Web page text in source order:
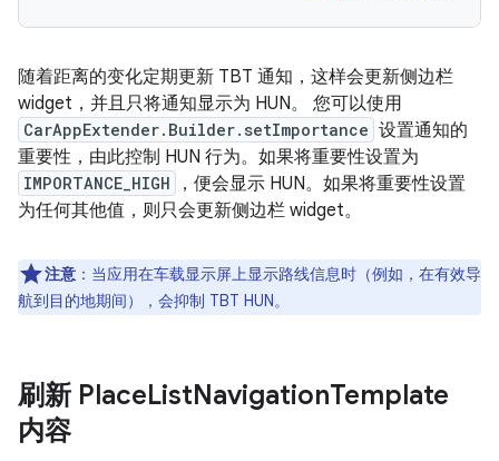
随着距离的变化定期更新 TBT 通知，这样会更新侧边栏
widget，并且只将通知显示为 HUN。 您可以使用
CarAppExtender.Builder.setImportance 设置通知的
重要性，由此控制 HUN 行为。如果将重要性设置为
IMPORTANCE_HIGH
，便会显示 HUN。如果将重要性设置
为任何其他值，则只会更新侧边栏 widget。
注意 ： 当应用在车载显示屏上显示路线信息时（例如，在有效导
航到目的地期间），会抑制 TBT HUN。
刷新 PlaceListNavigationTemplate
内容